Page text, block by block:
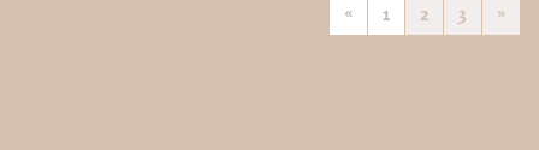
« 1 2 3 »